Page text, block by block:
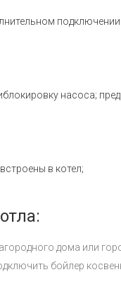
насоса;
в котел;
дома или
бойлер